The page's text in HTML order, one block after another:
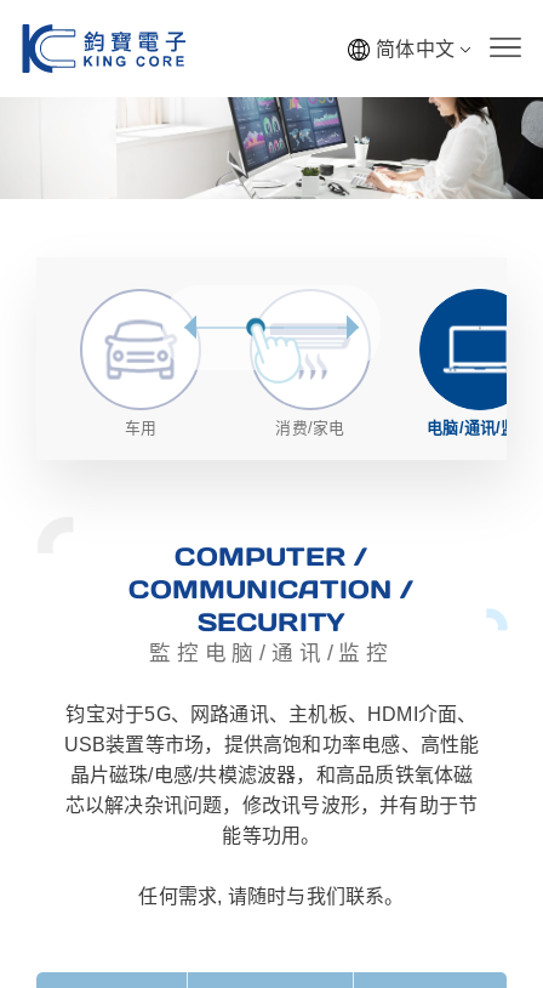
简体中文
车用 消费/家电 电脑/通讯/监控
COMPUTER /
COMMUNICATION /
SECURITY
監控电脑/通讯/监控
钧宝对于5G、网路通讯、主机板、HDMI介面、
USB装置等市场，提供高饱和功率电感、高性能
晶片磁珠/电感/共模滤波器，和高品质铁氧体磁
芯以解决杂讯问题，修改讯号波形，并有助于节
能等功用。
任何需求, 请随时与我们联系。